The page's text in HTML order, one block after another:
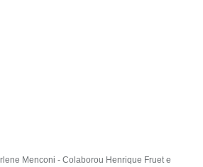
Menconi - Colaborou Henrique Fruet e